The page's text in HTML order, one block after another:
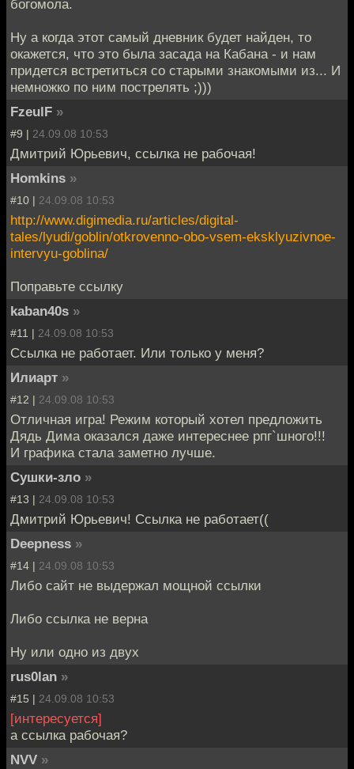
богомола.
Ну а когда этот самый дневник будет найден, то
окажется, что это была засада на Кабана - и нам
придется встретиться со старыми знакомыми из... И
немножко по ним пострелять ;)))
FzeulF »
#9 | 24.09.08 10:53
Дмитрий Юрьевич, ссылка не рабочая!
Homkins »
#10 | 24.09.08 10:53
http://www.digimedia.ru/articles/digital-
tales/lyudi/goblin/otkrovenno-obo-vsem-eksklyuzivnoe-
intervyu-goblina/
Поправьте ссылку
kaban40s »
#11 | 24.09.08 10:53
Ссылка не работает. Или только у меня?
Илиарт »
#12 | 24.09.08 10:53
Отличная игра! Режим который хотел предложить
Дядь Дима оказался даже интереснее рпг`шного!!!
И графика стала заметно лучше.
Сушки-зло »
#13 | 24.09.08 10:53
Дмитрий Юрьевич! Ссылка не работает((
Deepness »
#14 | 24.09.08 10:53
Либо сайт не выдержал мощной ссылки
Либо ссылка не верна
Ну или одно из двух
rus0lan »
#15 | 24.09.08 10:53
[интересуется]
а ссылка рабочая?
NVV »